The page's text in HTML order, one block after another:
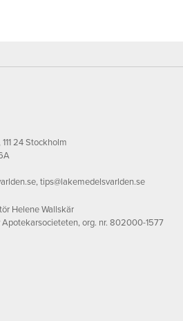
24 Stockholm
,tips@lakemedelsvarlden.se
Helene Wallskär
org. nr. 802000-1577